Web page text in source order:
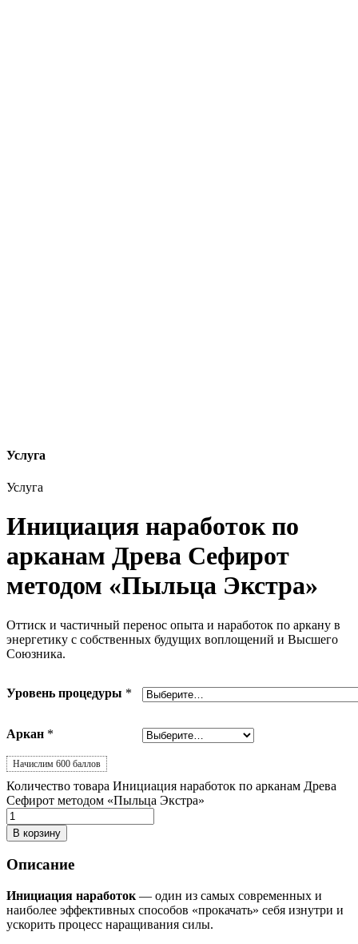
Услуга
Услуга
Инициация наработок по
арканам Древа Сефирот
методом «Пыльца Экстра»
Оттиск и частичный перенос опыта и наработок по аркану в
энергетику с собственных будущих воплощений и Высшего
Союзника.
Уровень процедуры *
Аркан *
Начислим 600 баллов
Количество товара Инициация наработок по арканам Древа
Сефирот методом «Пыльца Экстра»
В корзину
Описание
Инициация наработок — один из самых современных и
наиболее эффективных способов «прокачать» себя изнутри и
ускорить процесс наращивания силы.